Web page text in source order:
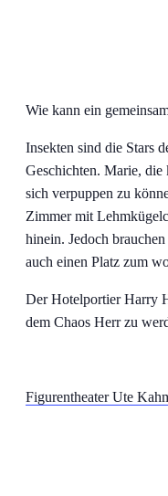
Wie kann ein
Insekten sind die Stars
Geschichten. Marie, die
sich verpuppen zu
Zimmer mit
hinein. Jedoch
auch einen Platz zum
Der Hotelportier Harry
dem Chaos Herr zu
Figurentheater Ute